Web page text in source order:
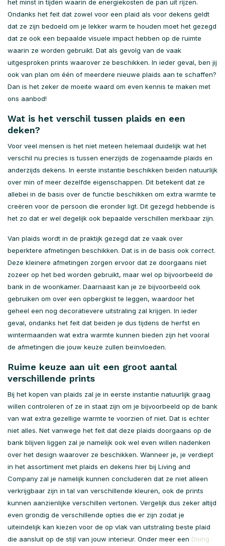
het minst in tijden waarin de energiekosten de pan uit rijzen.
Ondanks het feit dat zowel voor een plaid als voor dekens geldt
dat ze zijn bedoeld om je lekker warm te houden moet het gezegd
dat ze ook een bepaalde visuele impact hebben op de ruimte
waarin ze worden gebruikt. Dat als gevolg van de vaak
uitgesproken prints waarover ze beschikken. In ieder geval, ben jij
ook van plan om één of meerdere nieuwe plaids aan te schaffen?
Dan is het zeker de moeite waard om even kennis te maken met
ons aanbod!
Wat is het verschil tussen plaids en een
deken?
Voor veel mensen is het niet meteen helemaal duidelijk wat het
verschil nu precies is tussen enerzijds de zogenaamde plaids en
anderzijds dekens. In eerste instantie beschikken beiden natuurlijk
over min of meer dezelfde eigenschappen. Dit betekent dat ze
allebei in de basis over de functie beschikken om extra warmte te
creëren voor de persoon die eronder ligt. Dit gezegd hebbende is
het zo dat er wel degelijk ook bepaalde verschillen merkbaar zijn.
Van plaids wordt in de praktijk gezegd dat ze vaak over
beperktere afmetingen beschikken. Dat is in de basis ook correct.
Deze kleinere afmetingen zorgen ervoor dat ze doorgaans niet
zozeer op het bed worden gebruikt, maar wel op bijvoorbeeld de
bank in de woonkamer. Daarnaast kan je ze bijvoorbeeld ook
gebruiken om over een opbergkist te leggen, waardoor het
geheel een nog decoratievere uitstraling zal krijgen. In ieder
geval, ondanks het feit dat beiden je dus tijdens de herfst en
wintermaanden wat extra warmte kunnen bieden zijn het vooral
de afmetingen die jouw keuze zullen beïnvloeden.
Ruime keuze aan uit een groot aantal
verschillende prints
Bij het kopen van plaids zal je in eerste instantie natuurlijk graag
willen controleren of ze in staat zijn om je bijvoorbeeld op de bank
van wat extra gezellige warmte te voorzien of niet. Dat is echter
niet alles. Net vanwege het feit dat deze plaids doorgaans op de
bank blijven liggen zal je namelijk ook wel even willen nadenken
over het design waarover ze beschikken. Wanneer je, je verdiept
in het assortiment met plaids en dekens hier bij Living and
Company zal je namelijk kunnen concluderen dat ze niet alleen
verkrijgbaar zijn in tal van verschillende kleuren, ook de prints
kunnen aanzienlijke verschillen vertonen. Vergelijk dus zeker altijd
even grondig de verschillende opties die er zijn zodat je
uiteindelijk kan kiezen voor de op vlak van uitstraling beste plaid
die aansluit op de stijl van jouw interieur. Onder meer een Doing